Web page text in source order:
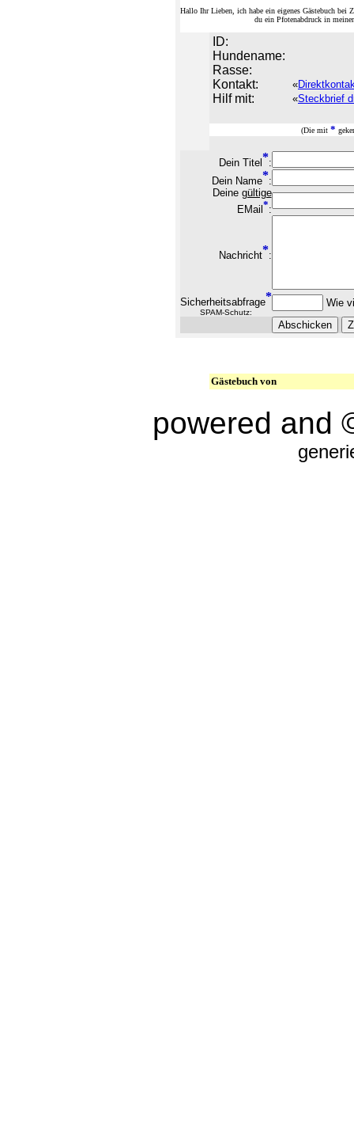
Hallo Ihr Lieben, ich habe ein eigenes Gästebuch bei
du ein Pfotenabdruck in
ID:
Hundename:
Rasse:
Kontakt:
«
Hilf mit: «Steckbrief
(Die mit *
Dein Titel *:
Dein Name*:
Deine gültige
EMail *:
Nachricht*:
Sicherheitsabfrage*
SPAM-Schutz:
Wie
Gästebuch von
powered and